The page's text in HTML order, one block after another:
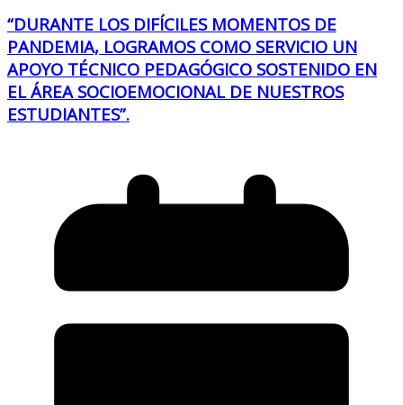
“DURANTE LOS DIFÍCILES MOMENTOS DE
PANDEMIA, LOGRAMOS COMO SERVICIO UN
APOYO TÉCNICO PEDAGÓGICO SOSTENIDO EN
EL ÁREA SOCIOEMOCIONAL DE NUESTROS
ESTUDIANTES”.